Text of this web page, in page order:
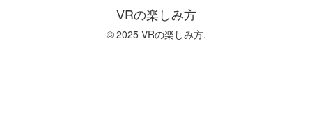
VRの楽しみ方
© 2025 VRの楽しみ方.